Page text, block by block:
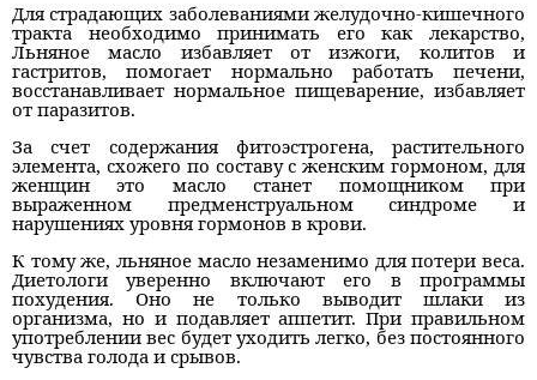
Для страдающих заболеваниями желудочно-кишечного
тракта необходимо принимать его как лекарство,
Льняное масло избавляет от изжоги, колитов и
гастритов, помогает нормально работать печени,
восстанавливает нормальное пищеварение, избавляет
от паразитов.
За счет содержания фитоэстрогена, растительного
элемента, схожего по составу с женским гормоном, для
женщин это масло станет помощником при
выраженном предменструальном синдроме и
нарушениях уровня гормонов в крови.
К тому же, льняное масло незаменимо для потери веса.
Диетологи уверенно включают его в программы
похудения. Оно не только выводит шлаки из
организма, но и подавляет аппетит. При правильном
употреблении вес будет уходить легко, без постоянного
чувства голода и срывов.